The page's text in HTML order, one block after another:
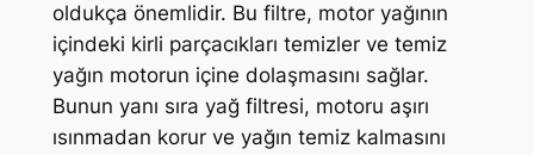
oldukça önemlidir. Bu filtre, motor yağının
içindeki kirli parçacıkları temizler ve temiz
yağın motorun içine dolaşmasını sağlar.
Bunun yanı sıra yağ filtresi, motoru aşırı
ısınmadan korur ve yağın temiz kalmasını